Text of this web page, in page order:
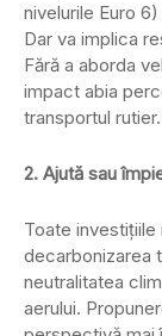
nivelurile Euro
Dar va implica
Fără a aborda
impact abia
transportul rutier.
2. Ajută sau
Toate
decarbonizarea
neutralitatea
aerului.